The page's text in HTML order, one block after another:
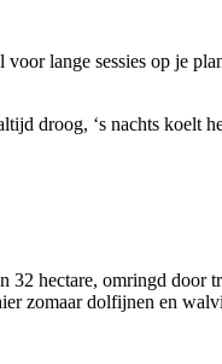
lange sessies op je
droog, ‘s nachts koelt
hectare, omringd door
zomaar dolfijnen en